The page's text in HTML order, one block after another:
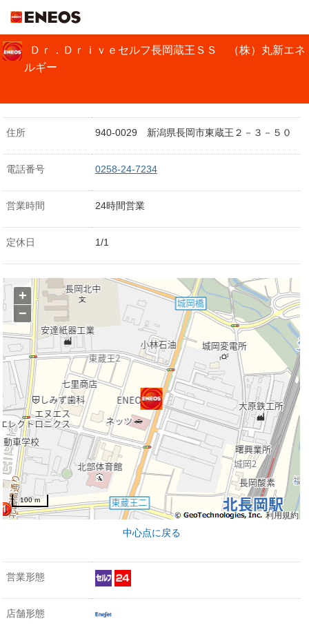
Ｄｒ．Ｄｒｉｖｅセルフ長岡蔵王ＳＳ （株）丸新エネ
ルギー
住所 940-0029 新潟県長岡市東蔵王２－３－５０
電話番号 0258-24-7234
営業時間 24時間営業
定休日 1/1
利用規約
+
−
100 m
中心点に戻る
営業形態
店舗形態